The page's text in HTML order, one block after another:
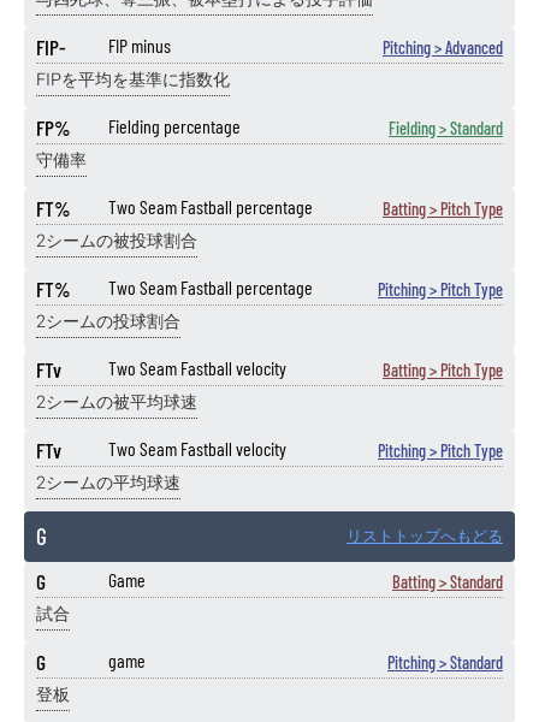
FIP- FIP minus Pitching > Advanced
FIPを平均を基準に指数化
FP% Fielding percentage Fielding > Standard
守備率
FT% Two Seam Fastball percentage Batting > Pitch Type
2シームの被投球割合
FT% Two Seam Fastball percentage Pitching > Pitch Type
2シームの投球割合
FTv Two Seam Fastball velocity Batting > Pitch Type
2シームの被平均球速
FTv Two Seam Fastball velocity Pitching > Pitch Type
2シームの平均球速
G リストトップへもどる
G Game Batting > Standard
試合
G game Pitching > Standard
登板